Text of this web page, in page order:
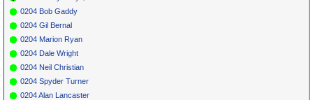
0204 Bob Gaddy
0204 Gil Bernal
0204 Marion Ryan
0204 Dale Wright
0204 Neil Christian
0204 Spyder Turner
0204 Alan Lancaster